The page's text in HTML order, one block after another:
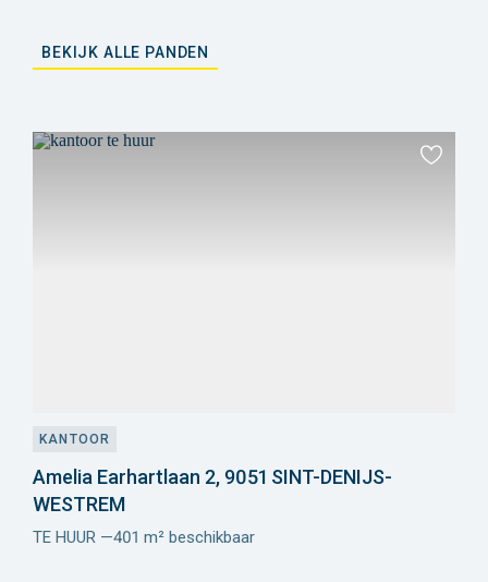
BEKIJK ALLE PANDEN
KANTOOR
Amelia Earhartlaan 2, 9051 SINT-DENIJS-
WESTREM
TE HUUR —401 m² beschikbaar